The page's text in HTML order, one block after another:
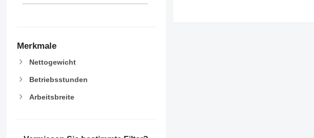
Merkmale
Nettogewicht
Betriebsstunden
Arbeitsbreite